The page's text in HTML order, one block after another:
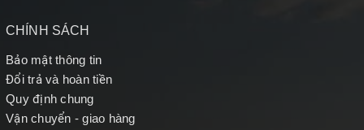
CHÍNH SÁCH
Bảo mật thông tin
Đổi trả và hoàn tiền
Quy định chung
Vận chuyển - giao hàng